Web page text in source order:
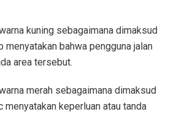
kuning sebagaimana dimaksud
menyatakan bahwa pengguna jalan
area tersebut.
merah sebagaimana dimaksud
menyatakan keperluan atau tanda